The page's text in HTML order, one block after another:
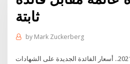
ثابتة
by Mark Zuckerberg
سعر فائدة الإقراض فوائد 2021.. أسعار الفائدة الجديدة على الشهادات